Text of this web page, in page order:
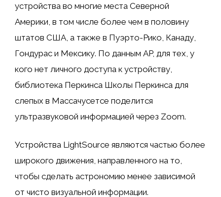
устройства во многие места Северной
Америки, в том числе более чем в половину
штатов США, а также в Пуэрто-Рико, Канаду,
Гондурас и Мексику. По данным AP, для тех, у
кого нет личного доступа к устройству,
библиотека Перкинса Школы Перкинса для
слепых в Массачусетсе поделится
ультразвуковой информацией через Zoom.
Устройства LightSource являются частью более
широкого движения, направленного на то,
чтобы сделать астрономию менее зависимой
от чисто визуальной информации.